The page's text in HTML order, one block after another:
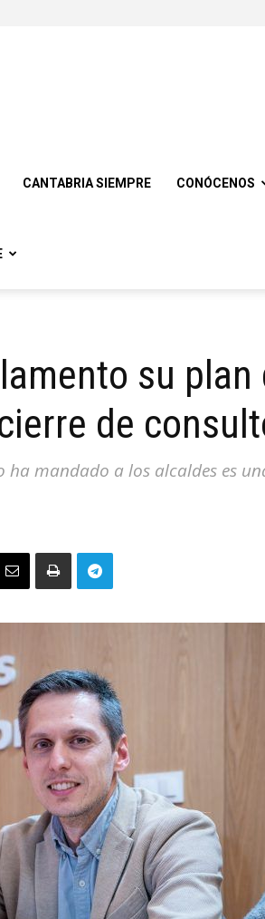
CANTABRIA SIEMPRE CONÓCENOS
su
de
ha mandado a los alcaldes es